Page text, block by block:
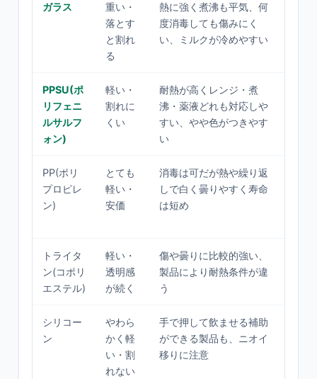
ガラス
重い・
落とす
と割れ
る
熱に強く煮沸も平気、何
度消毒しても傷みにく
い、ミルクが冷めやすい
PPSU(ポ
リフェニ
ルサルフ
ォン)
軽い・
割れに
くい
耐熱が高くレンジ・煮
沸・薬液どれも対応しや
すい、やや色がつきやす
い
PP(ポリ
プロピレ
ン)
とても
軽い・
安価
消毒は可だが熱や繰り返
しで白く曇りやすく寿命
は短め
トライタ
ン(コポリ
エステル)
軽い・
透明感
が続く
傷や曇りに比較的強い、
製品により耐熱条件が違
う
シリコー
ン
やわら
かく軽
い・割
れない
手で押して飲ませる補助
ができる製品も、ニオイ
移りに注意